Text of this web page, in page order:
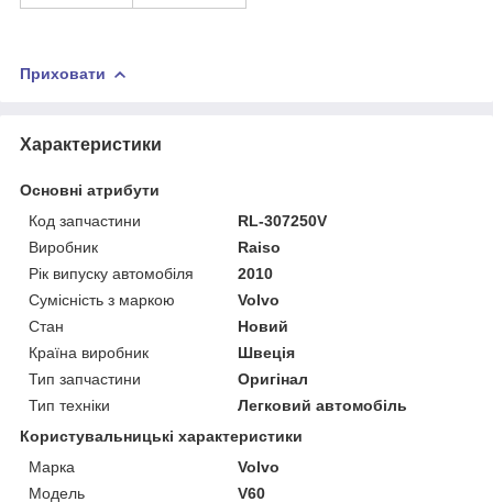
Приховати
Характеристики
Основні атрибути
Код запчастини
RL-307250V
Виробник
Raiso
Рік випуску автомобіля
2010
Сумісність з маркою
Volvo
Стан
Новий
Країна виробник
Швеція
Тип запчастини
Оригінал
Тип техніки
Легковий автомобіль
Користувальницькі характеристики
Марка
Volvo
Мoдель
V60